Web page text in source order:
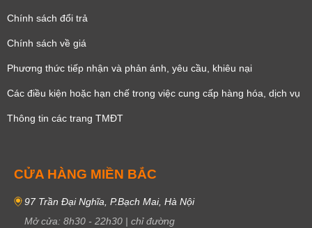
Chính sách đổi trả
Chính sách về giá
Phương thức tiếp nhận và phản ánh, yêu cầu, khiêu nại
Các điều kiện hoặc hạn chế trong việc cung cấp hàng hóa, dịch vụ
Thông tin các trang TMĐT
CỬA HÀNG MIỀN BẮC
97 Trần Đại Nghĩa, P.Bạch Mai, Hà Nội
Mở cửa: 8h30 - 22h30 | chỉ đường